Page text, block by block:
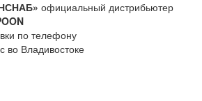
официальный дистрибьютер
по телефону
во Владивостоке